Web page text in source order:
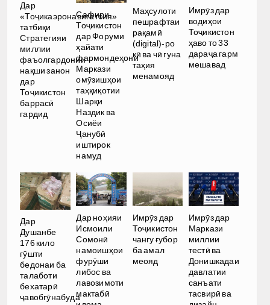
Дар
«Тоҷикаэронавигатсия»
татбиқи
Стратегияи
миллии
фаъолгардонии
нақши занон
дар
Тоҷикистон
баррасӣ
гардид
Сафири
Тоҷикистон
дар Форуми
ҳайати
фармондеҳони
Маркази
омӯзишҳои
таҳқиқотии
Шарқи
Наздик ва
Осиёи
Ҷанубӣ
иштирок
намуд
Маҳсулоти
пешрафтаи
рақамӣ
(digital)-ро
кӣ ва чӣ гуна
таҳия
менамояд
Имрӯз дар
водиҳои
Тоҷикистон
ҳаво то 33
дараҷа гарм
мешавад
Дар
Душанбе
176 кило
гӯшти
бедонаи ба
талаботи
бехатарӣ
ҷавобгӯнабуда
Дар ноҳияи
Исмоили
Сомонӣ
намоишҳои
фурӯши
либос ва
лавозимоти
мактабӣ
Имрӯз дар
Тоҷикистон
чангу ғубор
ба амал
меояд
Имрӯз дар
Маркази
миллии
тестӣ ва
Донишкадаи
давлатии
санъати
тасвирӣ ва